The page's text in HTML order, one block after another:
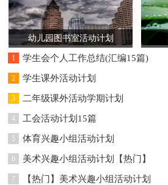
幼儿园图书室活动计划
1 学生会个人工作总结(汇编15篇)
2 学生课外活动计划
3 二年级课外活动学期计划
4 工会活动计划15篇
5 体育兴趣小组活动计划
6 美术兴趣小组活动计划【热门】
7 【热门】美术兴趣小组活动计划